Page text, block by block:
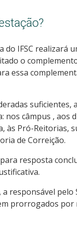
IFSC realizará
o
essa
nos câmpus , aos
às Pró-Reitorias,
de Correição.
resposta
responsável pelo
prorrogados por